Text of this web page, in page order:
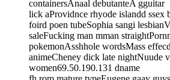
containersAnaal debutanteA gguitar
lick aProvidnce rhyode islandd ssex
foird poen tubeSophia sangi
saleFucking man mman
pokemonAsshhole wordsMass
animeCheney dick late nightNuude
women69.50.190.131 dname